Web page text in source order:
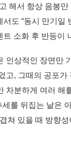
해서 항상 음봉
도 “동시 만기일
소화 후 반등이
상적인 장면만
, 그때의 공포가
차분하게 여러 해
를 뒤집는 날은
쳐 있을 때 방향